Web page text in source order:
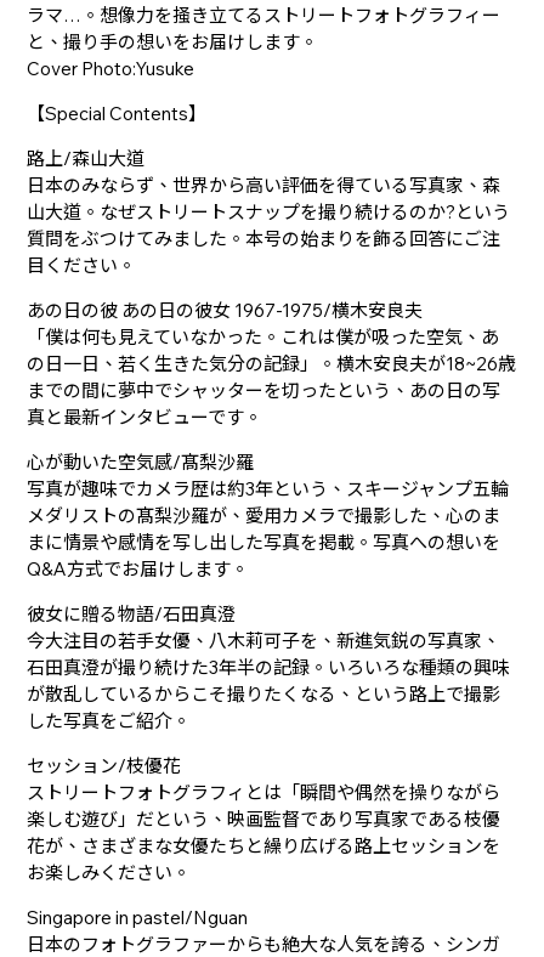
ラマ…。想像力を掻き立てるストリートフォトグラフィー
と、撮り手の想いをお届けします。
Cover Photo:Yusuke
【Special Contents】
路上/森山大道
日本のみならず、世界から高い評価を得ている写真家、森
山大道。なぜストリートスナップを撮り続けるのか?という
質問をぶつけてみました。本号の始まりを飾る回答にご注
目ください。
あの日の彼 あの日の彼女 1967-1975/横木安良夫
「僕は何も見えていなかった。これは僕が吸った空気、あ
の日一日、若く生きた気分の記録」。横木安良夫が18~26歳
までの間に夢中でシャッターを切ったという、あの日の写
真と最新インタビューです。
心が動いた空気感/髙梨沙羅
写真が趣味でカメラ歴は約3年という、スキージャンプ五輪
メダリストの髙梨沙羅が、愛用カメラで撮影した、心のま
まに情景や感情を写し出した写真を掲載。写真への想いを
Q&A方式でお届けします。
彼女に贈る物語/石田真澄
今大注目の若手女優、八木莉可子を、新進気鋭の写真家、
石田真澄が撮り続けた3年半の記録。いろいろな種類の興味
が散乱しているからこそ撮りたくなる、という路上で撮影
した写真をご紹介。
セッション/枝優花
ストリートフォトグラフィとは「瞬間や偶然を操りながら
楽しむ遊び」だという、映画監督であり写真家である枝優
花が、さまざまな女優たちと繰り広げる路上セッションを
お楽しみください。
Singapore in pastel/Nguan
日本のフォトグラファーからも絶大な人気を誇る、シンガ